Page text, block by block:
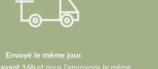
Envoyé le même jour.